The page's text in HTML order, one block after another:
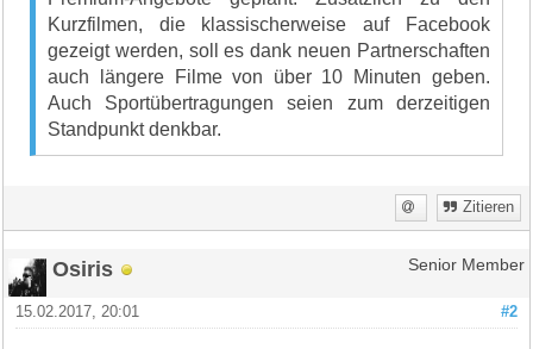
Kurzfilmen, die klassischerweise auf Facebook
gezeigt werden, soll es dank neuen Partnerschaften
auch längere Filme von über 10 Minuten geben.
Auch Sportübertragungen seien zum derzeitigen
Standpunkt denkbar.
Zitieren
Osiris Senior Member
#2
15.02.2017, 20:01